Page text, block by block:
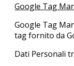
Google Tag
Google Tag
tag fornito da
Dati Personali